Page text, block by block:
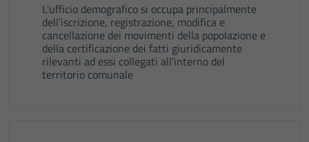
L'ufficio demografico si occupa principalmente
dell’iscrizione, registrazione, modifica e
cancellazione dei movimenti della popolazione e
della certificazione dei fatti giuridicamente
rilevanti ad essi collegati all'interno del
territorio comunale